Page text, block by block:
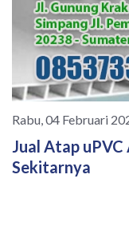
Rabu, 04 Februari
Jual Atap
Sekitarnya